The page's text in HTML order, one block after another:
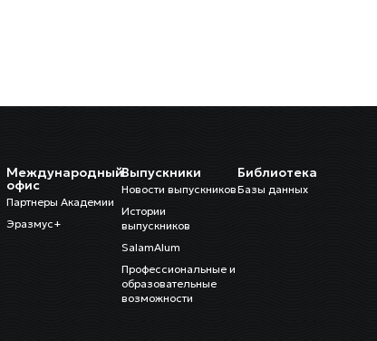
Международный
офис
Партнеры Академии
Эразмус+
Выпускники
Новости выпускников
Истории
выпускников
SalamAlum
Профессиональные и
образовательные
возможности
Библиотека
Базы данных